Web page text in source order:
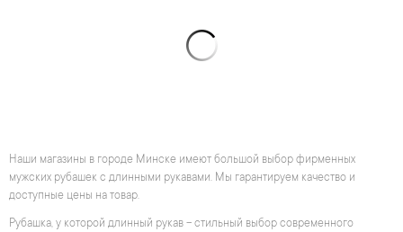
Наши магазины в городе Минске имеют большой выбор фирменных
мужских рубашек с длинными рукавами. Мы гарантируем качество и
доступные цены на товар.
Рубашка, у которой длинный рукав – стильный выбор современного